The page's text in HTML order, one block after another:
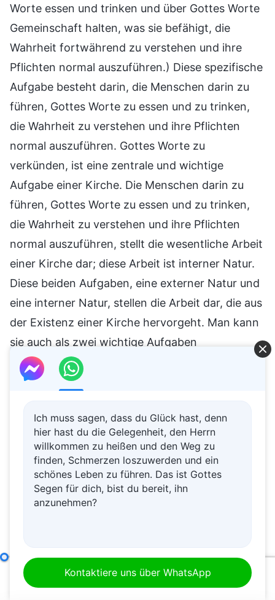
Worte essen und trinken und über Gottes Worte
Gemeinschaft halten, was sie befähigt, die
Wahrheit fortwährend zu verstehen und ihre
Pflichten normal auszuführen.) Diese spezifische
Aufgabe besteht darin, die Menschen darin zu
führen, Gottes Worte zu essen und zu trinken,
die Wahrheit zu verstehen und ihre Pflichten
normal auszuführen. Gottes Worte zu
verkünden, ist eine zentrale und wichtige
Aufgabe einer Kirche. Die Menschen darin zu
führen, Gottes Worte zu essen und zu trinken,
die Wahrheit zu verstehen und ihre Pflichten
normal auszuführen, stellt die wesentliche Arbeit
einer Kirche dar; diese Arbeit ist interner Natur.
Diese beiden Aufgaben, eine externer Natur und
eine interner Natur, stellen die Arbeit dar, die aus
der Existenz einer Kirche hervorgeht. Man kann
sie auch als zwei wichtige Aufgaben
beschreiben, die eine Kirche erfüllen sollte. Gibt
es noch weitere? (Eine weitere Aufgabe ist es,
erfahren, um gereinigt zu werden und einen
Wandel ihrer Disposition zu erreichen.) Das ist
eine konkrete interne Aufgabe einer Kirche. Alle
Aufgaben, die ihr erwähnt habt, sind im Grunde
repräsentativ. Gottes Werk zu erfahren –
Züchtigung und Zurechtstutzen und so weiter –,
letztendlich einen Wandel der Disposition zu
Ich muss sagen, dass du Glück hast, denn
hier hast du die Gelegenheit, den Herrn
willkommen zu heißen und den Weg zu
finden, Schmerzen loszuwerden und ein
schönes Leben zu führen. Das ist Gottes
Segen für dich, bist du bereit, ihn
anzunehmen?
Kontaktiere uns über WhatsApp